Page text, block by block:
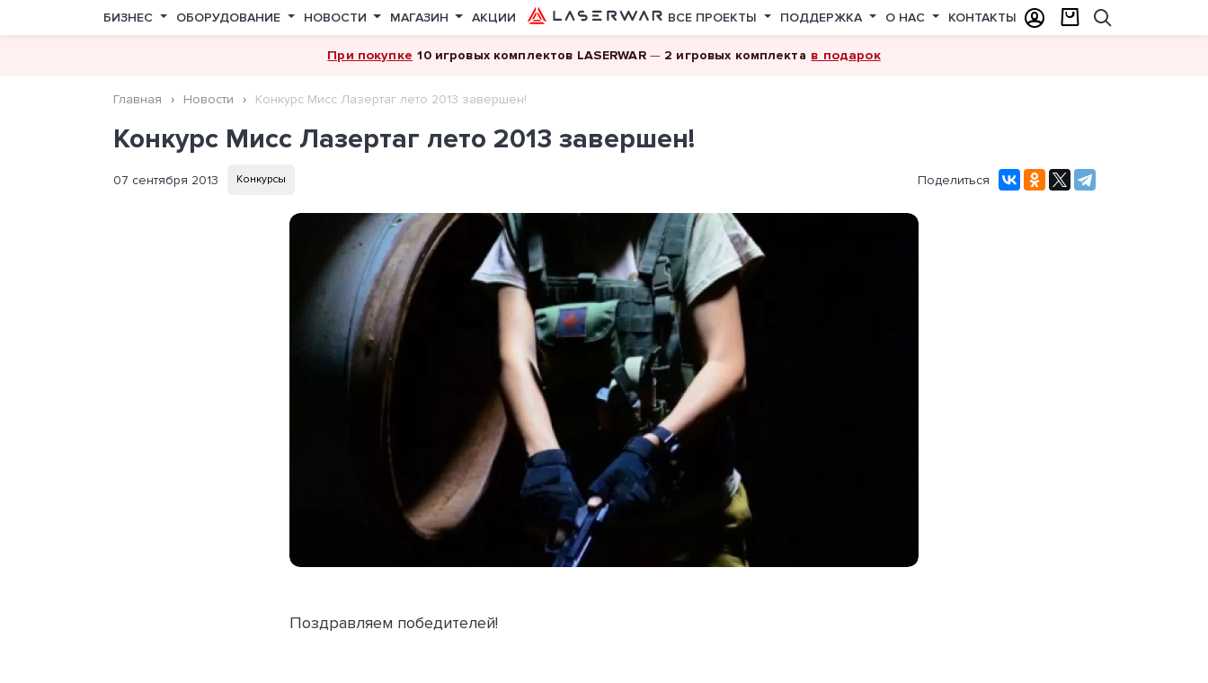
БИЗНЕС ОБОРУДОВАНИЕ НОВОСТИ МАГАЗИН АКЦИИ ВСЕ ПРОЕКТЫ ПОДДЕРЖКА О НАС КОНТАКТЫ
При покупке 10 игровых комплектов LASERWAR— 2 игровых комплекта в подарок
Главная Новости Конкурс Мисс Лазертаг лето 2013 завершен!
Конкурс Мисс Лазертаг лето 2013 завершен!
07 сентября 2013 Конкурсы Поделиться
Поздравляем победителей!